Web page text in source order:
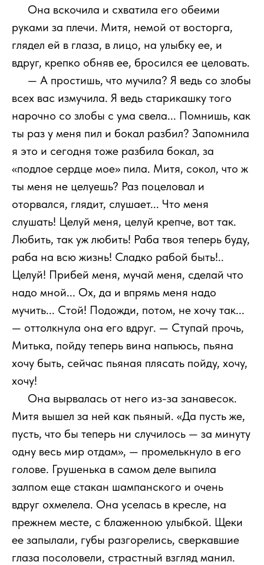
Она вскочила и схватила его обеими
руками за плечи. Митя, немой от восторга,
глядел ей в глаза, в лицо, на улыбку ее, и
вдруг, крепко обняв ее, бросился ее целовать.
— А простишь, что мучила? Я ведь со злобы
всех вас измучила. Я ведь старикашку того
нарочно со злобы с ума свела... Помнишь, как
ты раз у меня пил и бокал разбил? Запомнила
я это и сегодня тоже разбила бокал, за
«подлое сердце мое» пила. Митя, сокол, что ж
ты меня не целуешь? Раз поцеловал и
оторвался, глядит, слушает... Что меня
слушать! Целуй меня, целуй крепче, вот так.
Любить, так уж любить! Раба твоя теперь буду,
раба на всю жизнь! Сладко рабой быть!..
Целуй! Прибей меня, мучай меня, сделай что
надо мной... Ох, да и впрямь меня надо
мучить... Стой! Подожди, потом, не хочу так...
— оттолкнула она его вдруг. — Ступай прочь,
Митька, пойду теперь вина напьюсь, пьяна
хочу быть, сейчас пьяная плясать пойду, хочу,
хочу!
Она вырвалась от него из-за занавесок.
Митя вышел за ней как пьяный. «Да пусть же,
пусть, что бы теперь ни случилось — за минуту
одну весь мир отдам», — промелькнуло в его
голове. Грушенька в самом деле выпила
залпом еще стакан шампанского и очень
вдруг охмелела. Она уселась в кресле, на
прежнем месте, с блаженною улыбкой. Щеки
ее запылали, губы разгорелись, сверкавшие
глаза посоловели, страстный взгляд манил.